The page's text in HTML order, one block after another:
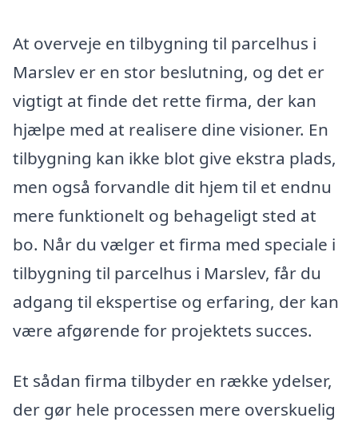
At overveje en tilbygning til parcelhus i
Marslev er en stor beslutning, og det er
vigtigt at finde det rette firma, der kan
hjælpe med at realisere dine visioner. En
tilbygning kan ikke blot give ekstra plads,
men også forvandle dit hjem til et endnu
mere funktionelt og behageligt sted at
bo. Når du vælger et firma med speciale i
tilbygning til parcelhus i Marslev, får du
adgang til ekspertise og erfaring, der kan
være afgørende for projektets succes.
Et sådan firma tilbyder en række ydelser,
der gør hele processen mere overskuelig